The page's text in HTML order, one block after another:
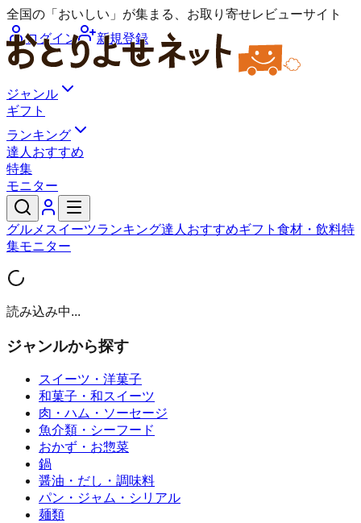
全国の「おいしい」が集まる、お取り寄せレビューサイト
ログイン
新規登録
ジャンル
ギフト
ランキング
達人おすすめ
特集
モニター
グルメ スイーツランキング達人おすすめギフト 食材・飲料特
集モニター
読み込み中...
ジャンルから探す
スイーツ・洋菓子
和菓子・和スイーツ
肉・ハム・ソーセージ
魚介類・シーフード
おかず・お惣菜
鍋
醤油・だし・調味料
パン・ジャム・シリアル
麺類